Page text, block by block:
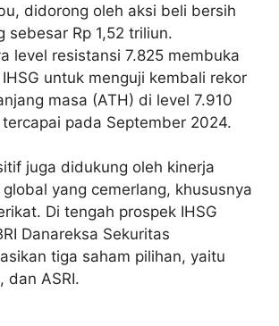
didorong oleh aksi beli bersih
sebesar Rp 1,52 triliun.
level resistansi 7.825 membuka
untuk menguji kembali rekor
masa (ATH) di level 7.910
pada September 2024.
juga didukung oleh kinerja
yang cemerlang, khususnya
Di tengah prospek IHSG
Danareksa Sekuritas
tiga saham pilihan, yaitu
dan ASRI.